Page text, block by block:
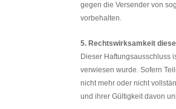
gegen die Versender von
vorbehalten.
5. Rechtswirksamkeit
Dieser Haftungsausschluss
verwiesen wurde. Sofern
nicht mehr oder nicht
und ihrer Gültigkeit davon